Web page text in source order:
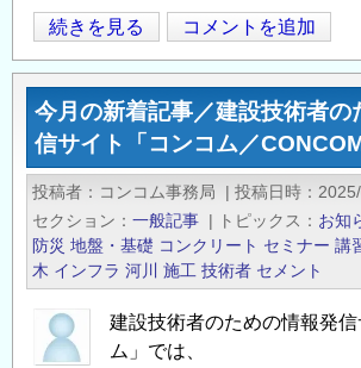
ト
構
造
物
の
技
術
指
針
（案）』
の
ン
／
CONCOM」
の
今
月
の
新
着
記
事
／
建
設
技
続きを見る コメントを追加
今月の新着記事／建設技術者の
信サイト「コンコム／CONCOM
投稿者 コンコム事務局 | 投稿日時
セクション
一般記事 | トピックス お知
防災 地盤・基礎 コンクリート セミナー 講
木 インフラ 河川 施工 技術者 セメント
建設技術者のための情報発
ム」では、